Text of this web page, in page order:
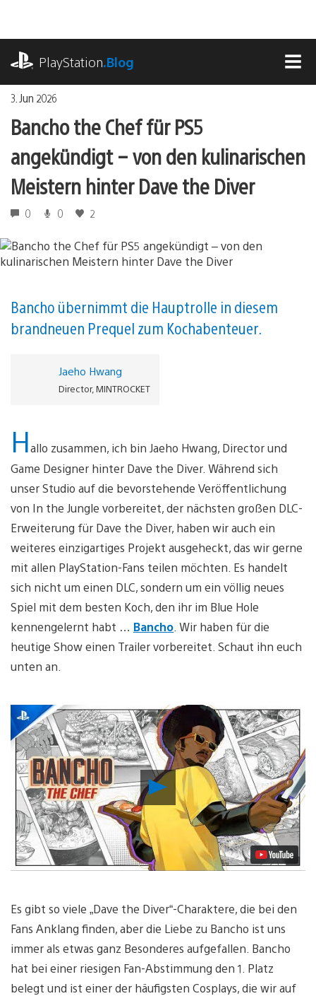
springen
PlayStation.Blog
3. Jun 2026
Bancho the Chef für PS5
angekündigt – von den kulinarischen
Meistern hinter Dave the Diver
0 0 2
Bancho übernimmt die Hauptrolle in diesem
brandneuen Prequel zum Kochabenteuer.
Jaeho Hwang
Director, MINTROCKET
Hallo zusammen, ich bin Jaeho Hwang, Director und
Game Designer hinter Dave the Diver. Während sich
unser Studio auf die bevorstehende Veröffentlichung
von In the Jungle vorbereitet, der nächsten großen DLC-
Erweiterung für Dave the Diver, haben wir auch ein
weiteres einzigartiges Projekt ausgeheckt, das wir gerne
mit allen PlayStation-Fans teilen möchten. Es handelt
sich nicht um einen DLC, sondern um ein völlig neues
Spiel mit dem besten Koch, den ihr im Blue Hole
kennengelernt habt … Bancho . Wir haben für die
heutige Show einen Trailer vorbereitet. Schaut ihn euch
unten an.
Video
abspielen
Es gibt so viele „Dave the Diver“-Charaktere, die bei den
Fans Anklang finden, aber die Liebe zu Bancho ist uns
immer als etwas ganz Besonderes aufgefallen. Bancho
hat bei einer riesigen Fan-Abstimmung den 1. Platz
belegt und ist einer der häufigsten Cosplays, die wir auf